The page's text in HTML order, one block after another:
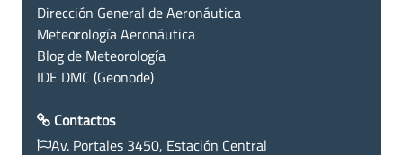
Dirección General de Aeronáutica
Meteorología Aeronáutica
Blog de Meteorología
IDE DMC (Geonode)
Contactos
Av. Portales 3450, Estación Central